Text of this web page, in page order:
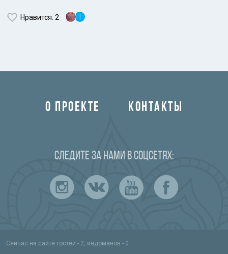
Нравится: 2 T
О ПРОЕКТЕ КОНТАКТЫ
Следите за нами в соцсетях:
Сейчас на сайте гостей - 2, индоманов - 0